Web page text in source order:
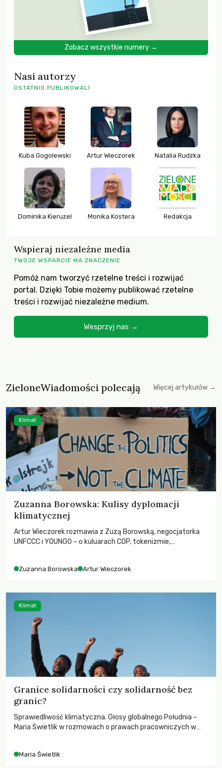
Zobacz wszystkie numery →
Nasi autorzy
OSTATNIO PUBLIKOWALI
Kuba Gogolewski Artur Wieczorek Natalia Rudzka
Dominika Kieruzel Monika Kostera Redakcja
Wspieraj niezależne media
TWOJE WSPARCIE MA ZNACZENIE
Pomóż nam tworzyć rzetelne treści i rozwijać
portal. Dzięki Tobie możemy publikować rzetelne
treści i rozwijać niezależne medium.
Wesprzyj nas →
ZieloneWiadomości polecają Więcej artykułów →
Zuzanna Borowska: Kulisy dyplomacji
klimatycznej
Artur Wieczorek rozmawia z Zuzą Borowską, negocjatorka
UNFCCC i YOUNGO – o kuluarach COP, tokenizmie,
Zuzanna Borowska Artur Wieczorek
Klimat
Granice solidarności czy solidarność bez
granic?
Sprawiedliwość klimatyczna. Głosy globalnego Południa –
Maria Świetlik w rozmowach o prawach pracowniczych w
Maria Świetlik
Klimat